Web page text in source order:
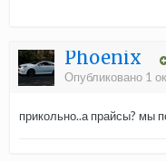
Phoenix
Опубликовано 1
прикольно..а прайсы? мы